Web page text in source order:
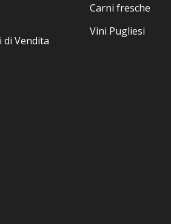
di Vendita
Carni fresche
Vini Pugliesi